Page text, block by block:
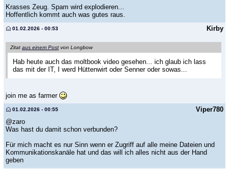
Krasses Zeug. Spam wird explodieren...
Hoffentlich kommt auch was gutes raus.
Kirby
01.02.2026 - 00:53
Zitat aus einem Post von Longbow
Hab heute auch das moltbook video gesehen... ich glaub ich lass
das mit der IT, I werd Hüttenwirt oder Senner oder sowas...
join me as farmer
Viper780
01.02.2026 - 00:55
@zaro
Was hast du damit schon verbunden?
Für mich macht es nur Sinn wenn er Zugriff auf alle meine Dateien und
Kommunikationskanäle hat und das will ich alles nicht aus der Hand
geben